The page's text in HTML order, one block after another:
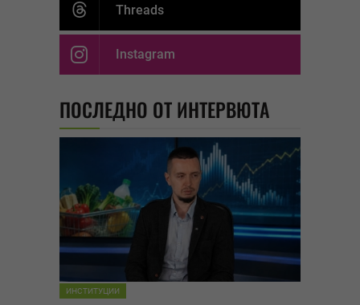
Threads
Instagram
ПОСЛЕДНО ОТ ИНТЕРВЮТА
ИНСТИТУЦИИ